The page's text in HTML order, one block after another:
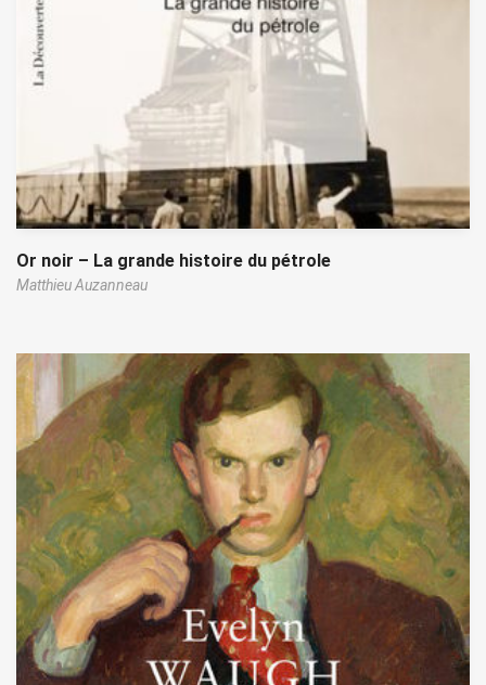
Or noir – La grande histoire du pétrole
Matthieu Auzanneau